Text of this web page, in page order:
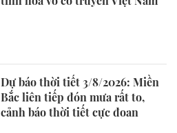
Dự báo thời tiết 3/8/2026: Miền
Bắc liên tiếp đón mưa rất to,
cảnh báo thời tiết cực đoan